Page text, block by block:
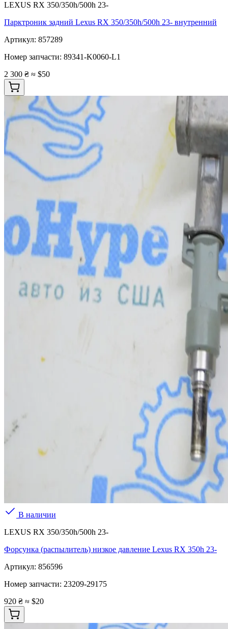
LEXUS RX 350/350h/500h 23-
Парктроник задний Lexus RX 350/350h/500h 23- внутренний
Артикул: 857289
Номер запчасти: 89341-K0060-L1
2 300 ₴ ≈ $50
В наличии
LEXUS RX 350/350h/500h 23-
Форсунка (распылитель) низкое давление Lexus RX 350h 23-
Артикул: 856596
Номер запчасти: 23209-29175
920 ₴ ≈ $20